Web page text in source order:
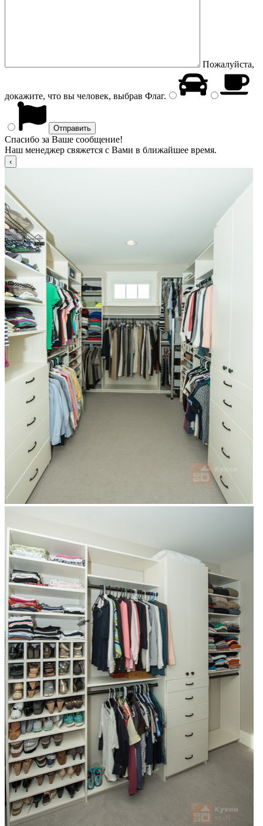
Пожалуйста,
докажите, что вы человек, выбрав Флаг.
Спасибо за Ваше сообщение!
Наш менеджер свяжется с Вами в ближайшее время.